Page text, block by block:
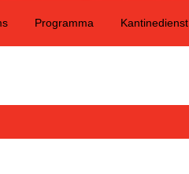
Programma Kantinedienst